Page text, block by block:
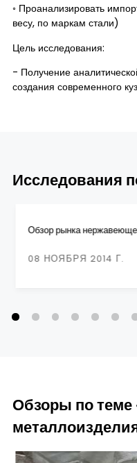
◦ Проанализировать
весу, по маркам стали)
Цель исследования:
- Получение
создания современного
Исследования
Обзор рынка
08 НОЯБРЯ 2014 Г.
Обзоры по